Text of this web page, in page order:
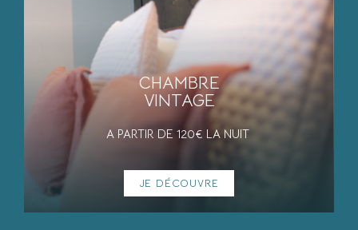
CHAMBRE
VINTAGE
A PARTIR DE 120€ LA NUIT
JE DÉCOUVRE